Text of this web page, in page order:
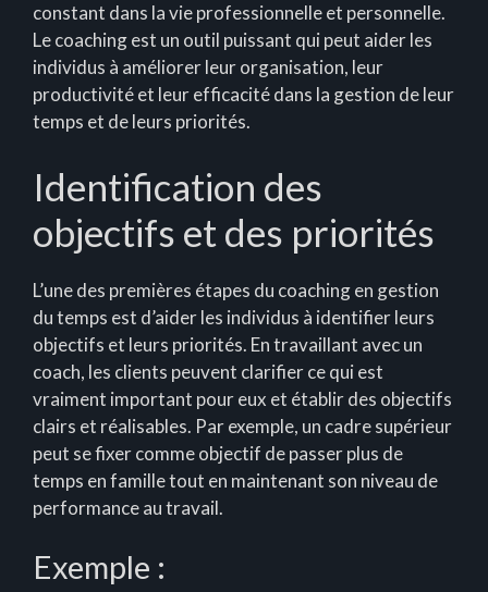
constant dans la vie professionnelle et personnelle.
Le coaching est un outil puissant qui peut aider les
individus à améliorer leur organisation, leur
productivité et leur efficacité dans la gestion de leur
temps et de leurs priorités.
Identification des
objectifs et des priorités
L’une des premières étapes du coaching en gestion
du temps est d’aider les individus à identifier leurs
objectifs et leurs priorités. En travaillant avec un
coach, les clients peuvent clarifier ce qui est
vraiment important pour eux et établir des objectifs
clairs et réalisables. Par exemple, un cadre supérieur
peut se fixer comme objectif de passer plus de
temps en famille tout en maintenant son niveau de
performance au travail.
Exemple :